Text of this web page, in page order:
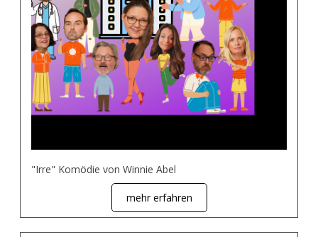
"Irre" Komödie von Winnie Abel
mehr erfahren